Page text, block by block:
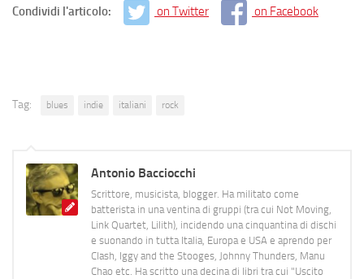
Condividi l'articolo: on Twitter on Facebook
Tag: blues indie italiani rock
Antonio Bacciocchi
Scrittore, musicista, blogger. Ha militato come
batterista in una ventina di gruppi (tra cui Not Moving,
Link Quartet, Lilith), incidendo una cinquantina di dischi
e suonando in tutta Italia, Europa e USA e aprendo per
Clash, Iggy and the Stooges, Johnny Thunders, Manu
Chao etc. Ha scritto una decina di libri tra cui "Uscito